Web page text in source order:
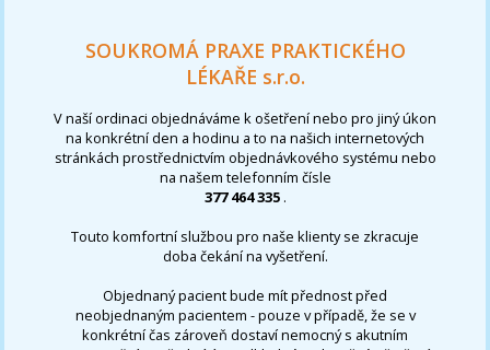
SOUKROMÁ PRAXE PRAKTICKÉHO
LÉKAŘE s.r.o.
V naší ordinaci objednáváme k ošetření nebo pro jiný úkon
na konkrétní den a hodinu a to na našich internetových
stránkách prostřednictvím objednávkového systému nebo
na našem telefonním čísle
377 464 335 .
Touto komfortní službou pro naše klienty se zkracuje
doba čekání na vyšetření.
Objednaný pacient bude mít přednost před
neobjednaným pacientem - pouze v případě, že se v
konkrétní čas zároveň dostaví nemocný s akutním